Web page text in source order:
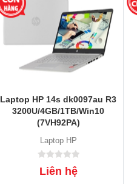
Laptop HP 14s dk0097au R3
3200U/4GB/1TB/Win10
(7VH92PA)
Laptop HP
Liên hệ